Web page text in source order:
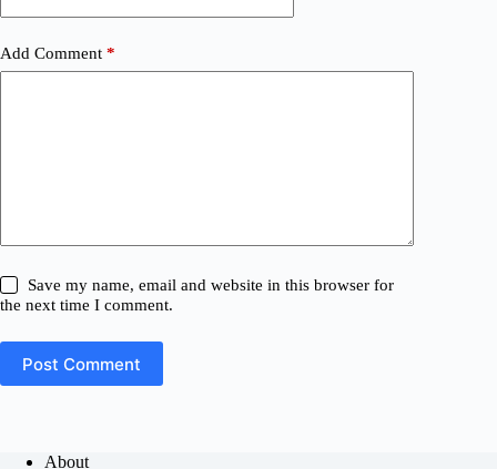
Add Comment *
Save my name, email and website in this browser for
the next time I comment.
Post Comment
About